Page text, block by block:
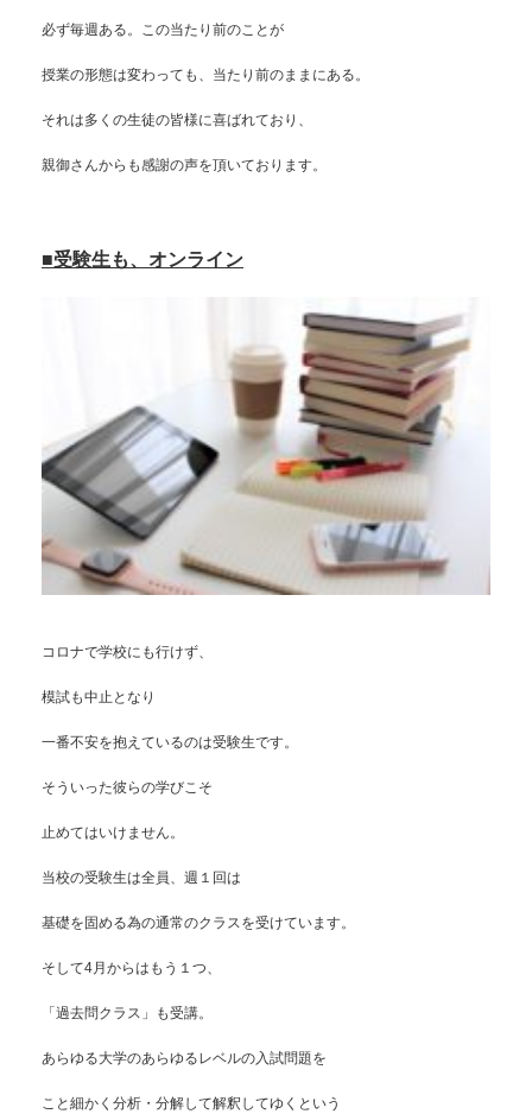
必ず毎週ある。この当たり前のことが
授業の形態は変わっても、当たり前のままにある。
それは多くの生徒の皆様に喜ばれており、
親御さんからも感謝の声を頂いております。
■受験生も、オンライン
コロナで学校にも行けず、
模試も中止となり
一番不安を抱えているのは受験生です。
そういった彼らの学びこそ
止めてはいけません。
当校の受験生は全員、週１回は
基礎を固める為の通常のクラスを受けています。
そして4月からはもう１つ、
「過去問クラス」も受講。
あらゆる大学のあらゆるレベルの入試問題を
こと細かく分析・分解して解釈してゆくという